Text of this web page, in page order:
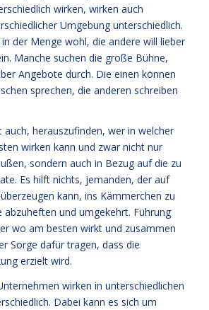
wirken, wirken auch
Umgebung unterschiedlich.
der Menge wohl, die andere will lieber
Manche suchen die große Bühne,
Angebote durch. Die einen können
sprechen, die anderen schreiben
auch, herauszufinden, wer in welcher
wirken kann und zwar nicht nur
sondern auch in Bezug auf die zu
Es hilft nichts, jemanden, der auf
kann, ins Kämmerchen zu
abzuheften und umgekehrt. Führung
wo am besten wirkt und zusammen
Sorge dafür tragen, dass die
erzielt wird.
wirken in unterschiedlichen
Dabei kann es sich um